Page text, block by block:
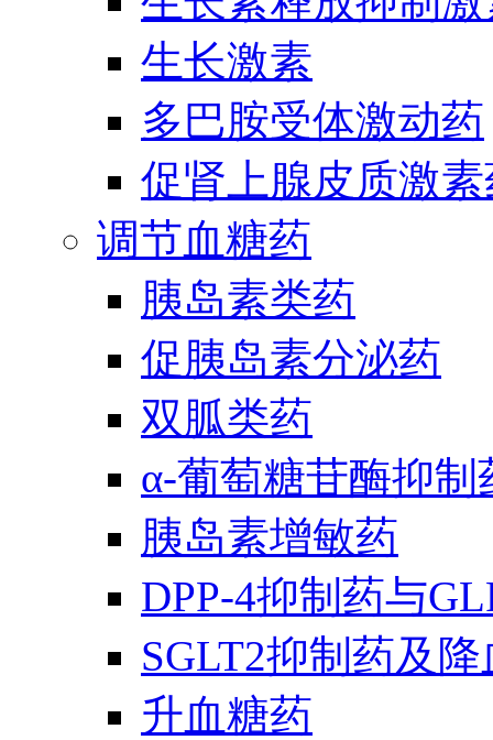
生长激素
多巴胺受体激动药
促肾上腺皮质激
调节血糖药
胰岛素类药
促胰岛素分泌药
双胍类药
α-葡萄糖苷酶抑制
胰岛素增敏药
DPP-4抑制药与
SGLT2抑制药及
升血糖药